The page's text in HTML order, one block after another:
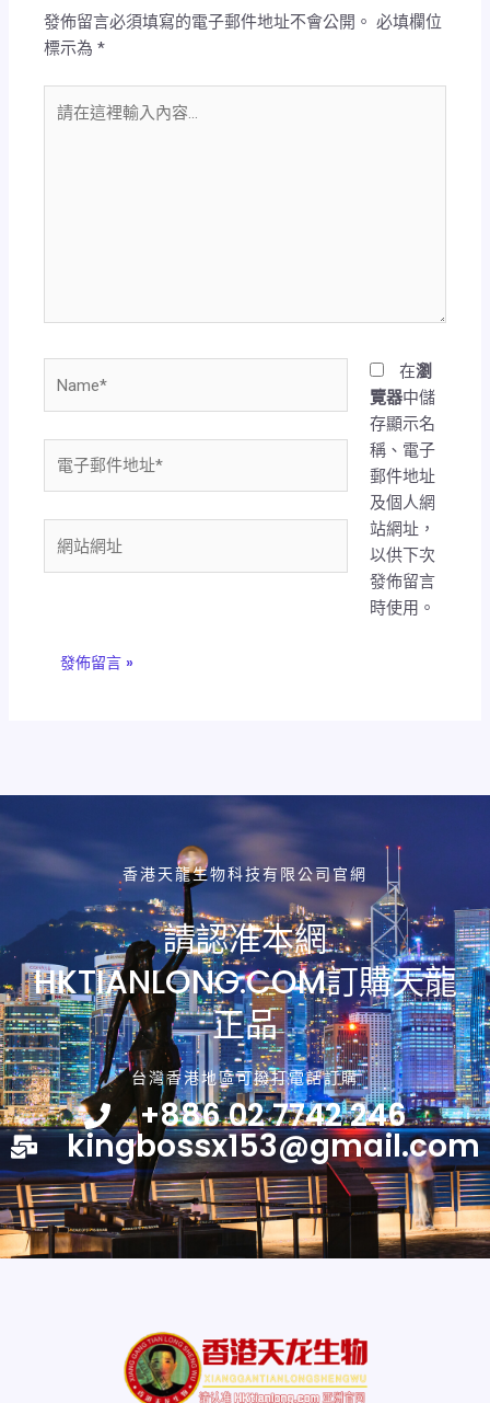
發佈留言必須填寫的電子郵件地址不會公開。 必填欄位
標示為*
在
子
地
站
在瀏
覽器中儲
存顯示名
稱、電子
郵件地址
及個人網
站網址，
以供下次
發佈留言
時使用。
香港天龍生物科技有限公司官網
請認准本網
HKTIANLONG.COM訂購天龍
正品
台灣香港地區可撥打電話訂購
+886 02 7742 246
kingbossx153@gmail.com